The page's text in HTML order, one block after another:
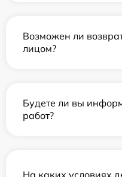
Возможен ли
лицом?
Будете ли вы
работ?
На каких условиях